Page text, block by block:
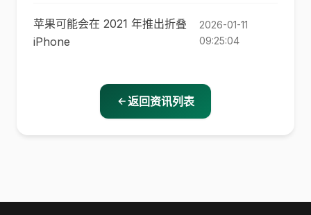
苹果可能会在 2021 年推出折叠
iPhone
2026-01-11
09:25:04
返回资讯列表